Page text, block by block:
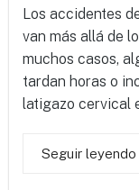
Los accidentes
van más allá de
muchos casos,
tardan horas o
latigazo cervical
Seguir leyendo